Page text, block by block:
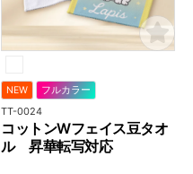
NEW フルカラー
TT-0024
コットンWフェイス豆タオ
ル 昇華転写対応